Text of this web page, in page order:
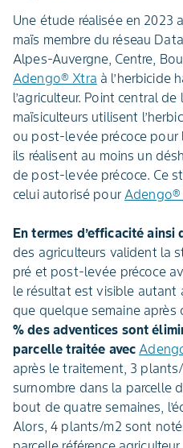
Une étude réalisée en 2023
maïs membre du réseau
Alpes-Auvergne, Centre,
Adengo® Xtra à l’herbicide
l’agriculteur. Point central de
maïsiculteurs utilisent
ou post-levée précoce pour
ils réalisent au moins un
de post-levée précoce. Ce
celui autorisé pour Adengo®
En termes d’efficacité ainsi
des agriculteurs valident la
pré et post-levée précoce
le résultat est visible
que quelque semaine après
% des adventices sont
parcelle traitée avec
après le traitement, 3
surnombre dans la parcelle
bout de quatre semaines,
Alors, 4 plants/m2 sont